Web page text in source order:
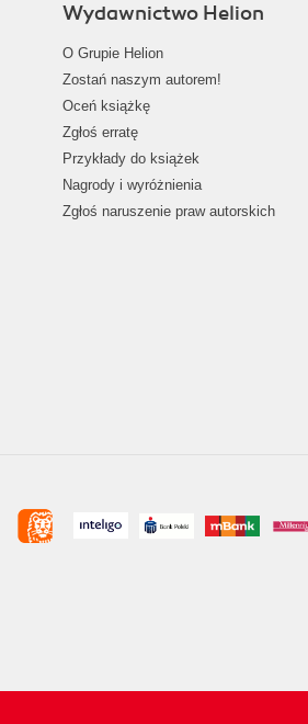
Wydawnictwo Helion
O Grupie Helion
Zostań naszym autorem!
Oceń książkę
Zgłoś erratę
Przykłady do książek
Nagrody i wyróżnienia
Zgłoś naruszenie praw autorskich